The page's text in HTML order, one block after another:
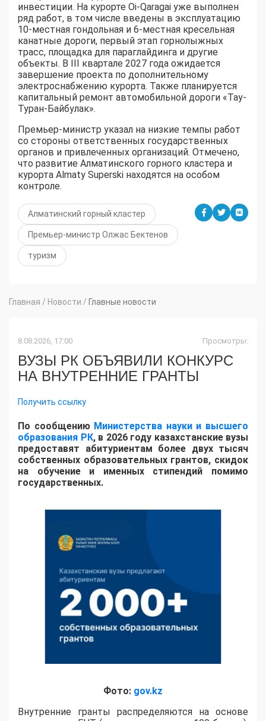
инвестиции. На курорте Oi-Qaragai уже выполнен
ряд работ, в том числе введены в эксплуатацию
10-местная гондольная и 6-местная кресельная
канатные дороги, первый этап горнолыжных
трасс, площадка для параглайдинга и другие
объекты. В III квартале 2027 года ожидается
завершение проекта по дополнительному
электроснабжению курорта. Также планируется
капитальный ремонт автомобильной дороги «Тау-
Туран-Байбулак».
Премьер-министр указал на низкие темпы работ
со стороны ответственных государственных
органов и привлеченных организаций. Отмечено,
что развитие Алматинского горного кластера и
курорта Almaty Superski находятся на особом
контроле.
Алматинский горный кластер
Премьер-министр Олжас Бектенов
туризм
Главная / Новости / Главные новости
8.08.2026, 17:00 Просмотры:
ВУЗЫ РК ОБЪЯВИЛИ КОНКУРС
НА ВНУТРЕННИЕ ГРАНТЫ
Получить ссылку
По сообщению Министерства науки и высшего
образования РК, в 2026 году казахстанские вузы
предоставят абитуриентам более двух тысяч
собственных образовательных грантов, скидок
на обучение и именных стипендий помимо
государственных.
Фото: gov.kz
Внутренние гранты распределяются на основе